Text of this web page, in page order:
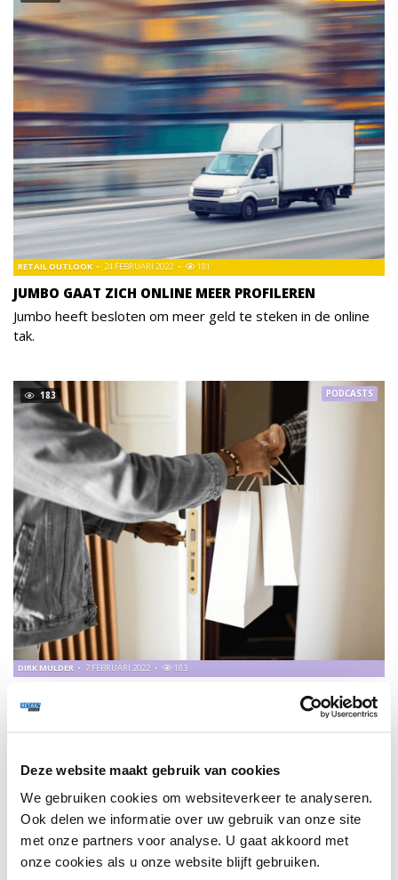
Deze website maakt gebruik van cookies
We gebruiken cookies om websiteverkeer te analyseren.
Ook delen we informatie over uw gebruik van onze site
met onze partners voor analyse. U gaat akkoord met
onze cookies als u onze website blijft gebruiken.
JUMBO GAAT ZICH ONLINE MEER PROFILEREN
RETAIL OUTLOOK 24 FEBRUARI 2022 181
Jumbo heeft besloten om meer geld te steken in de online
tak.
183
DIRK MULDER 7 FEBRUARI 2022 183
PODCASTS
ING Sector Banker Dirk Mulder gaat in gesprek met Bas
167 TRENDS